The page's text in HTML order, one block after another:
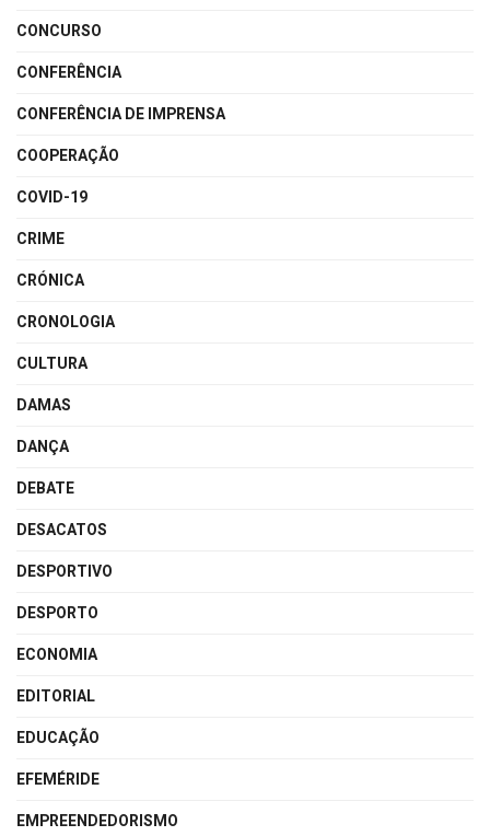
CONCURSO
CONFERÊNCIA
CONFERÊNCIA DE IMPRENSA
COOPERAÇÃO
COVID-19
CRIME
CRÓNICA
CRONOLOGIA
CULTURA
DAMAS
DANÇA
DEBATE
DESACATOS
DESPORTIVO
DESPORTO
ECONOMIA
EDITORIAL
EDUCAÇÃO
EFEMÉRIDE
EMPREENDEDORISMO